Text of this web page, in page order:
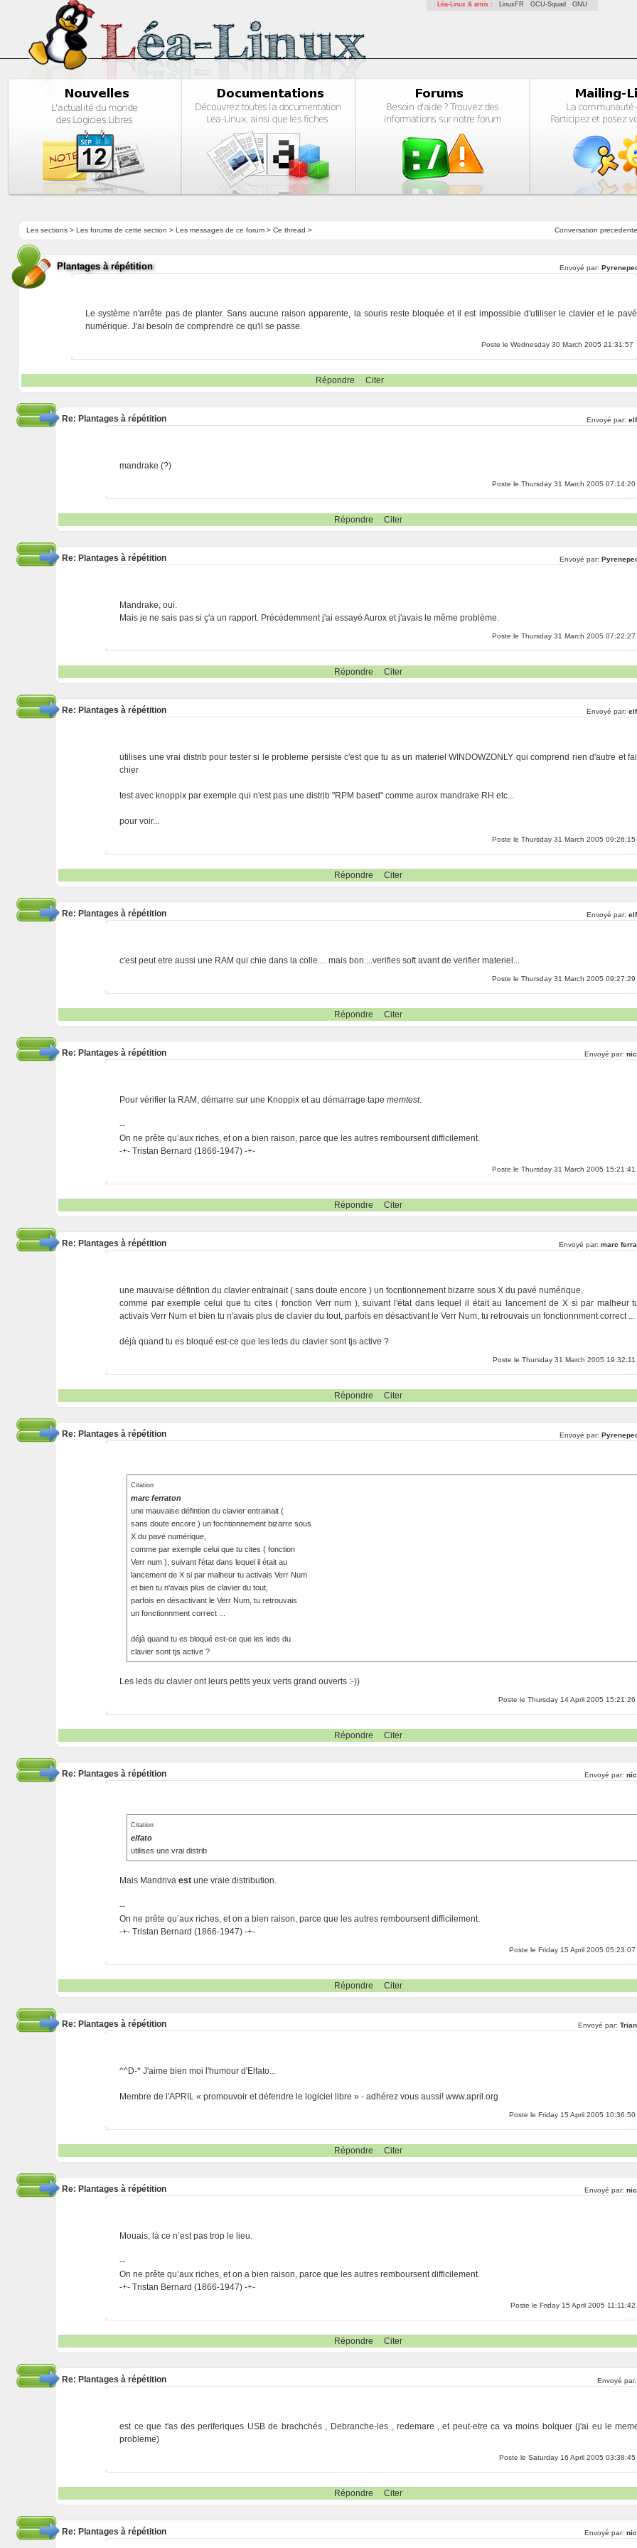
Léa-Linux & amis : LinuxFR GCU-Squad GNU
Conversation precedente
Les sections> Les forums de cette section > Les messages de ce forum> Ce thread >
Plantages à répétition Envoyé par:
Le système n'arrête pas de planter. Sans aucune raison apparente, la souris reste bloquée et il est impossible d'utiliser le clavier et le pavé
numérique. J'ai besoin de comprendre ce qu'il se passe.
Poste le Wednesday 30 March 2005 21:31:57
Répondre Citer
Re: Plantages à répétition Envoyé par:
mandrake (?)
Poste le Thursday 31 March 2005 07:14:20
Répondre Citer
Re: Plantages à répétition Envoyé par:
Mandrake, oui.
Mais je ne sais pas si ç'a un rapport. Précédemment j'ai essayé Aurox et j'avais le même problème.
Poste le Thursday 31 March 2005 07:22:27
Répondre Citer
Re: Plantages à répétition Envoyé par:
utilises une vrai distrib pour tester si le probleme persiste c'est que tu as un materiel WINDOWZONLY qui comprend rien d'autre et
chier
test avec knoppix par exemple qui n'est pas une distrib "RPM based" comme aurox mandrake RH etc...
pour voir...
Poste le Thursday 31 March 2005 09:26:15
Répondre Citer
Re: Plantages à répétition Envoyé par:
c'est peut etre aussi une RAM qui chie dans la colle.... mais bon....verifies soft avant de verifier materiel...
Poste le Thursday 31 March 2005 09:27:29
Répondre Citer
Re: Plantages à répétition Envoyé par:
Pour vérifier la RAM, démarre sur une Knoppix et au démarrage tapememtest.
--
On ne prête qu’aux riches, et on a bien raison, parce que les autres remboursent difficilement.
-+- Tristan Bernard (1866-1947) -+-
Poste le Thursday 31 March 2005 15:21:41
Répondre Citer
Re: Plantages à répétition Envoyé par: marc
une mauvaise défintion du clavier entrainait ( sans doute encore ) un focntionnement bizarre sous X du pavé numérique,
comme par exemple celui que tu cites ( fonction Verr num ), suivant l'état dans lequel il était au lancement de X si par malheur
activais Verr Num et bien tu n'avais plus de clavier du tout, parfois en désactivant le Verr Num, tu retrouvais un fonctionnment correct ...
déjà quand tu es bloqué est-ce que les leds du clavier sont tjs active ?
Poste le Thursday 31 March 2005 19:32:11
Répondre Citer
Re: Plantages à répétition Envoyé par:
Citation
marc ferraton
une mauvaise défintion du clavier entrainait (
sans doute encore ) un focntionnement bizarre sous
X du pavé numérique,
comme par exemple celui que tu cites ( fonction
Verr num ), suivant l'état dans lequel il était au
lancement de X si par malheur tu activais Verr Num
et bien tu n'avais plus de clavier du tout,
parfois en désactivant le Verr Num, tu retrouvais
un fonctionnment correct ...
déjà quand tu es bloqué est-ce que les leds du
clavier sont tjs active ?
Les leds du clavier ont leurs petits yeux verts grand ouverts :-))
Poste le Thursday 14 April 2005 15:21:26
Répondre Citer
Re: Plantages à répétition Envoyé par:
Citation
elfato
utilises une vrai distrib
Mais Mandrivaest une vraie distribution.
--
On ne prête qu’aux riches, et on a bien raison, parce que les autres remboursent difficilement.
-+- Tristan Bernard (1866-1947) -+-
Poste le Friday 15 April 2005 05:23:07
Répondre Citer
Re: Plantages à répétition Envoyé par:
^^D-* J'aime bien moi l'humour d'Elfato...
Membre de l'APRIL « promouvoir et défendre le logiciel libre » - adhérez vous aussi! www.april.org
Poste le Friday 15 April 2005 10:36:50
Répondre Citer
Re: Plantages à répétition Envoyé par:
Mouais, là ce n’est pas trop le lieu.
--
On ne prête qu’aux riches, et on a bien raison, parce que les autres remboursent difficilement.
-+- Tristan Bernard (1866-1947) -+-
Poste le Friday 15 April 2005 11:11:42
Répondre Citer
Re: Plantages à répétition Envoyé
est ce que t'as des periferiques USB de brachchés , Debranche-les , redemare , et peut-etre ca va moins bolquer (j'ai eu le
probleme)
Poste le Saturday 16 April 2005 03:38:45
Répondre Citer
Re: Plantages à répétition Envoyé par: